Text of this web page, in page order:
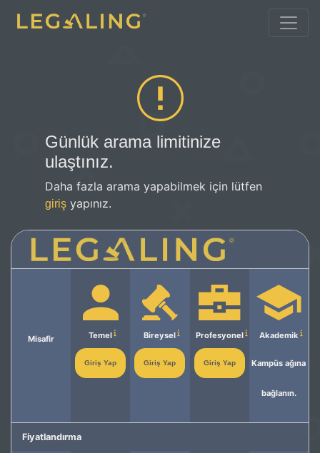
Günlük arama limitinize
ulaştınız.
Daha fazla arama yapabilmek için lütfen
giriş yapınız.
Misafir Temel
Giriş Yap
Bireysel
Giriş Yap
Profesyonel
Giriş Yap
Akademik
Kampüs ağına
bağlanın.
Fiyatlandırma